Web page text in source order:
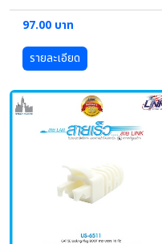
97.00 บาท
รายละเอียด